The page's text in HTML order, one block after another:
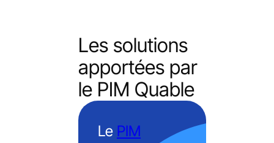
Les solutions
apportées par
le PIM Quable
Le PIM